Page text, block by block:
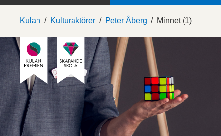
Kulan Kulturaktörer Peter Åberg Minnet (1)